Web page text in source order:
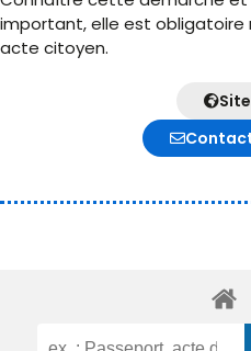
important, elle est obligatoire
acte citoyen.